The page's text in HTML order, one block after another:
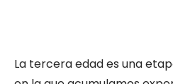
La tercera edad es una